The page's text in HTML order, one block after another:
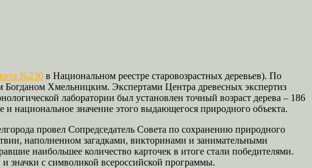
№230 в Национальном реестре старовозрастных деревьев). По
Хмельницким. Экспертами Центра древесных экспертиз
лаборатории был установлен точный возраст дерева – 186
и национальное значение этого выдающегося природного объекта.
провел Сопредседатель Совета по сохранению природного
наполненном загадками, викторинами и занимательными
наибольшее количество карточек в итоге стали победителями.
с символикой всероссийской программы.